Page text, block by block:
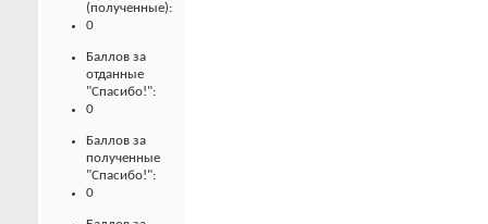
(полученные):
0
Баллов за
отданные
"Спасибо!":
0
Баллов за
полученные
"Спасибо!":
0